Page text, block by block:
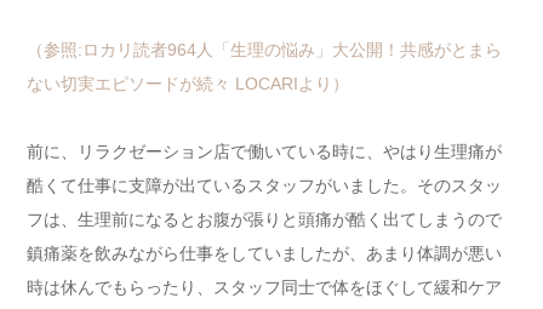
（参照:ロカリ読者964人「生理の悩み」大公開！共感がとまら
ない切実エピソードが続々 LOCARIより）
前に、リラクゼーション店で働いている時に、やはり生理痛が
酷くて仕事に支障が出ているスタッフがいました。そのスタッ
フは、生理前になるとお腹が張りと頭痛が酷く出てしまうので
鎮痛薬を飲みながら仕事をしていましたが、あまり体調が悪い
時は休んでもらったり、スタッフ同士で体をほぐして緩和ケア